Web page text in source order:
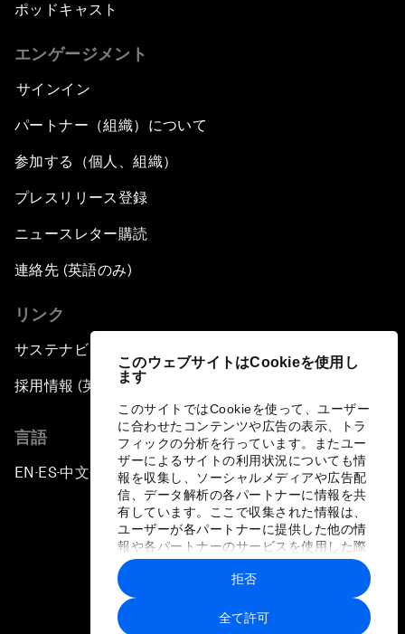
このウェブサイトはCookieを使用し
ます
このサイトではCookieを使って、ユーザー
に合わせたコンテンツや広告の表示、トラ
フィックの分析を行っています。またユー
ザーによるサイトの利用状況についても情
報を収集し、ソーシャルメディアや広告配
信、データ解析の各パートナーに情報を共
有しています。ここで収集された情報は、
ユーザーが各パートナーに提供した他の情
報や各パートナーのサービスを使用した際
に収集された情報と組み合わされ、各パー
トナーによって使用されることがありま
す。
全て許可
拒否
ポッドキャスト
エンゲージメント
サインイン
パートナー（組織）について
参加する（個人、組織）
プレスリリース登録
ニュースレター購読
連絡先 (英語のみ)
リンク
サステナビリティへの取り組み
採用情報 (英語のみ)
言語
EN ▪ ES▪中文▪ 日本語
プライバシーポリシーと利用規約
サイトマップ